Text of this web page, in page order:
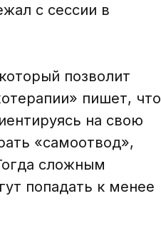
с сессии в
позволит
пишет, что
на свою
«самоотвод»,
сложным
попадать к менее